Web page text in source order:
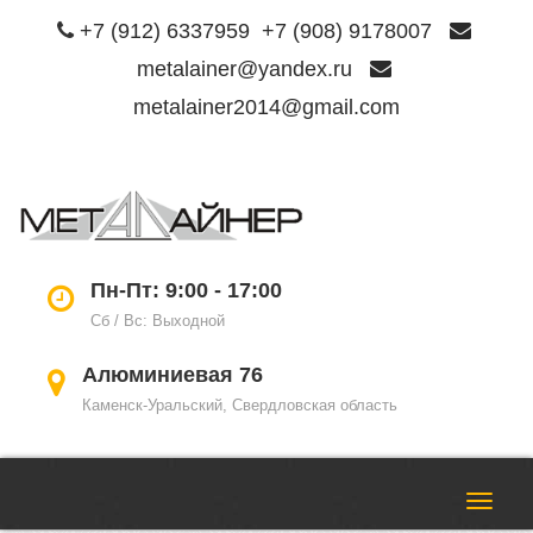
+7 (912) 6337959 +7 (908) 9178007
metalainer@yandex.ru
metalainer2014@gmail.com
Пн-Пт: 9:00 - 17:00
Сб / Вс: Выходной
Алюминиевая 76
Каменск-Уральский, Свердловская область